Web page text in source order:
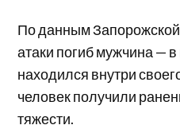
По данным
атаки погиб мужчина —
находился внутри
человек получили
тяжести.